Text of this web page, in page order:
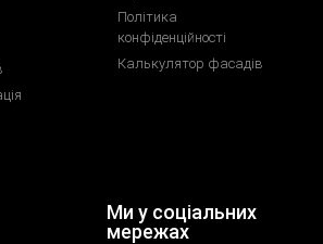
Політика
конфіденційності
Калькулятор фасадів
Ми у соціальних
мережах